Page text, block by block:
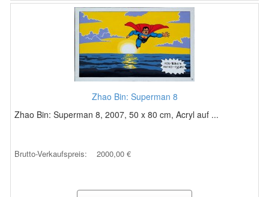
Zhao Bin: Superman 8
Zhao Bin: Superman 8, 2007, 50 x 80 cm, Acryl auf ...
Brutto-Verkaufspreis: 2000,00 €